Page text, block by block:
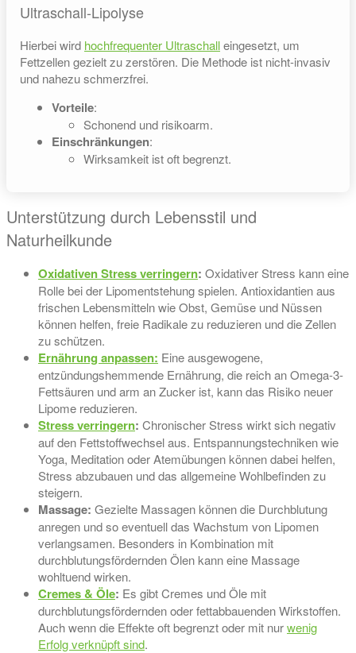
Ultraschall-Lipolyse
Hierbei wird hochfrequenter Ultraschalleingesetzt, um
Fettzellen gezielt zu zerstören. Die Methode ist nicht-invasiv
und nahezu schmerzfrei.
Vorteile:
Schonend und risikoarm.
Einschränkungen:
Wirksamkeit ist oft begrenzt.
Unterstützung durch Lebensstil und
Naturheilkunde
Oxidativen Stress verringern: Oxidativer Stress kann eine
Rolle bei der Lipomentstehung spielen. Antioxidantien aus
frischen Lebensmitteln wie Obst, Gemüse und Nüssen
können helfen, freie Radikale zu reduzieren und die Zellen
zu schützen.
Ernährung anpassen: Eine ausgewogene,
entzündungshemmende Ernährung, die reich an Omega-3-
Fettsäuren und arm an Zucker ist, kann das Risiko neuer
Lipome reduzieren.
Stress verringern: Chronischer Stress wirkt sich negativ
auf den Fettstoffwechsel aus. Entspannungstechniken wie
Yoga, Meditation oder Atemübungen können dabei helfen,
Stress abzubauen und das allgemeine Wohlbefinden zu
steigern.
Massage: Gezielte Massagen können die Durchblutung
anregen und so eventuell das Wachstum von Lipomen
verlangsamen. Besonders in Kombination mit
durchblutungsfördernden Ölen kann eine Massage
wohltuend wirken.
Cremes & Öle: Es gibt Cremes und Öle mit
durchblutungsfördernden oder fettabbauenden Wirkstoffen.
Auch wenn die Effekte oft begrenzt oder mit nurwenig
Erfolg verknüpft sind.